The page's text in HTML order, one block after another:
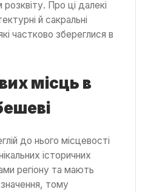
Про ці далекі
й сакральні
частково збереглися в
місць в
до нього місцевості
історичних
регіону та мають
значення, тому